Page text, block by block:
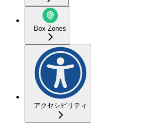
Box Zones
アクセシビリティ